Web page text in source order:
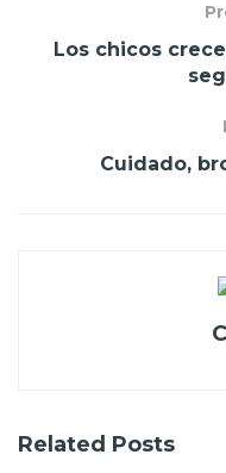
Los chicos
Cuidado,
Related Posts